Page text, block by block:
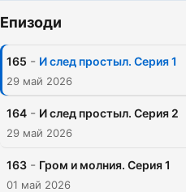
Епизоди
165 - И след простыл. Серия 1
29 май 2026
164 - И след простыл. Серия 2
29 май 2026
163 - Гром и молния. Серия 1
01 май 2026